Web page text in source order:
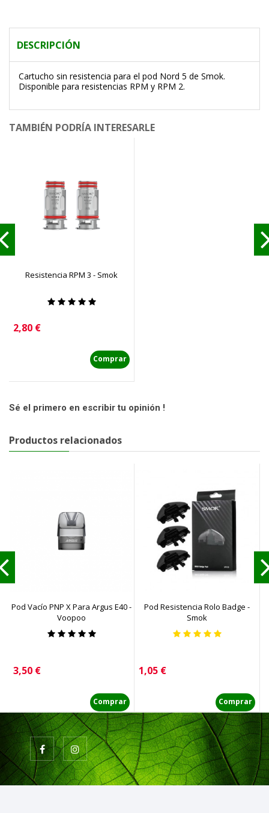
DESCRIPCIÓN
Cartucho sin resistencia para el pod Nord 5 de Smok.
Disponible para resistencias RPM y RPM 2.
TAMBIÉN PODRÍA INTERESARLE
Resistencia RPM 3 - Smok
Precio
2,80 €
Comprar
Sé el primero en escribir tu opinión !
Productos relacionados
Pod Vacío PNP X Para Argus E40 -
Voopoo
Precio
3,50 €
Comprar
Pod Resistencia Rolo Badge -
Smok
Precio
1,05 €
Comprar